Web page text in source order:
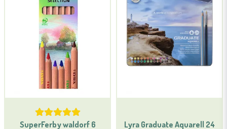
SuperFerby waldorf 6
Lyra Graduate Aquarell 24